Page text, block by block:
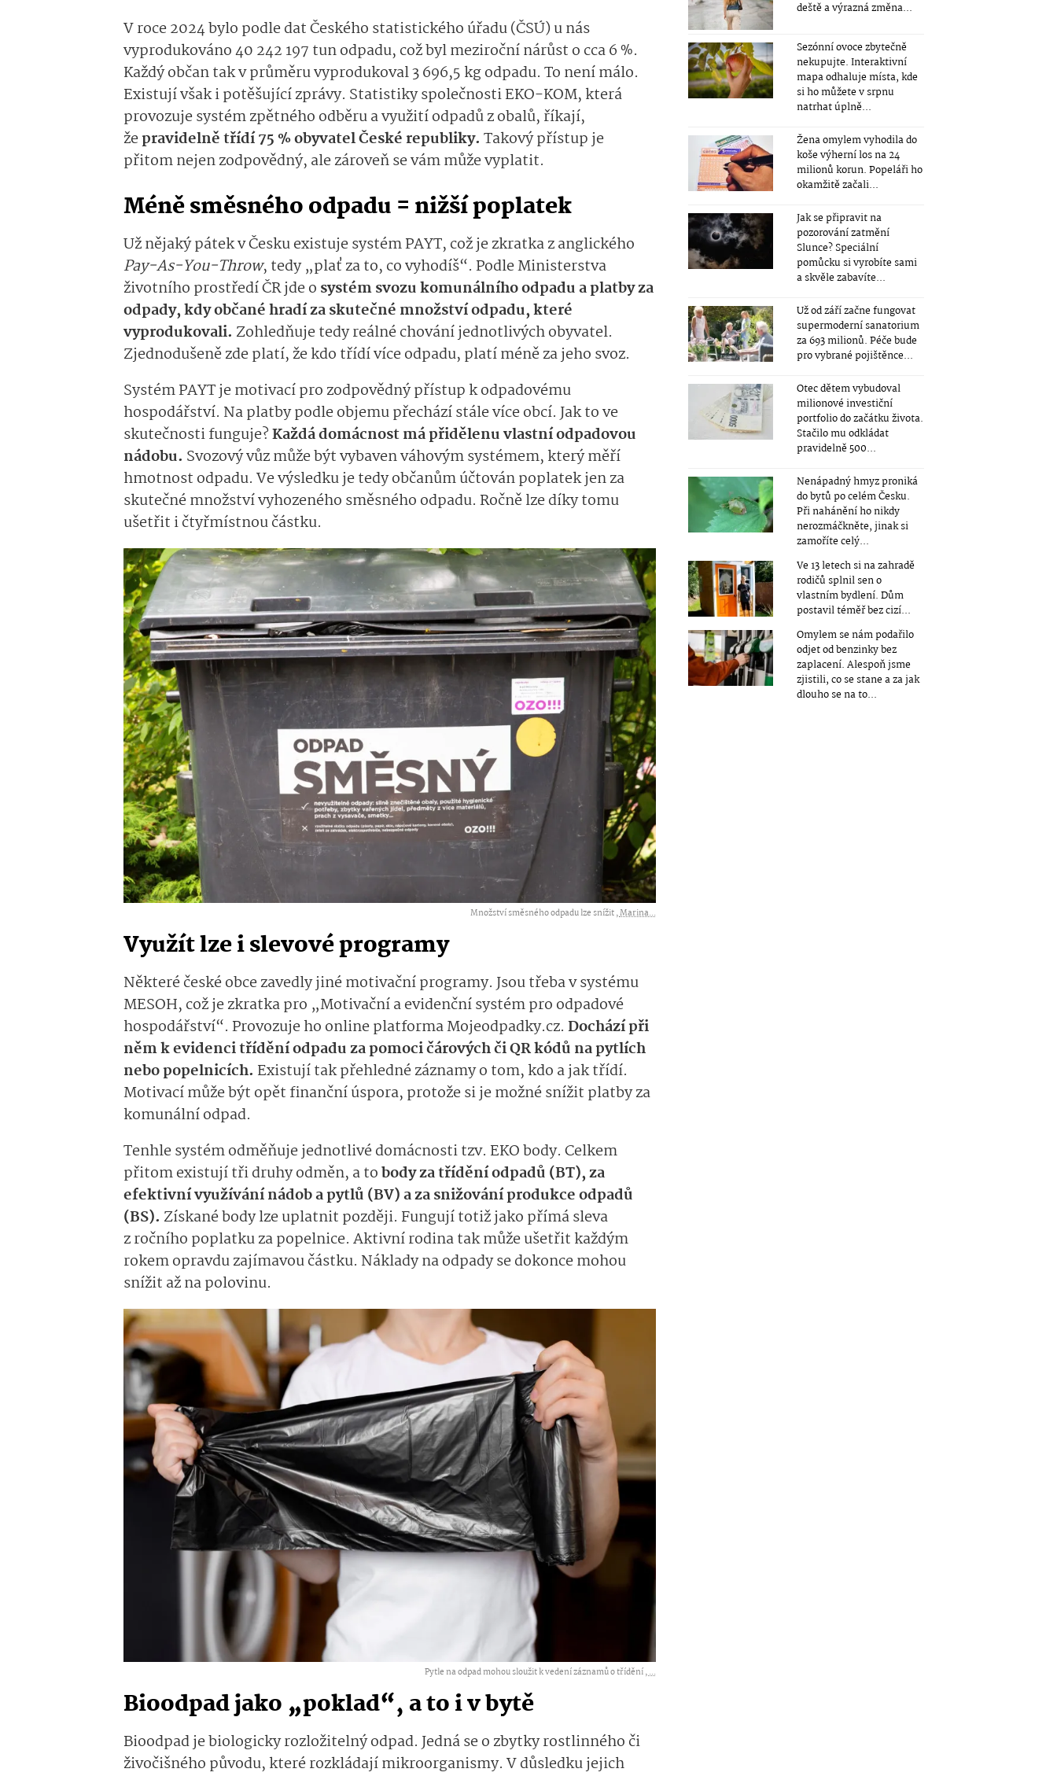
V roce 2024 bylo podle dat Českého statistického úřadu (ČSÚ) u nás
vyprodukováno 40 242 197 tun odpadu, což byl meziroční nárůst o cca 6 %.
Každý občan tak v průměru vyprodukoval 3 696,5 kg odpadu. To není málo.
Existují však i potěšující zprávy. Statistiky společnosti EKO-KOM, která
provozuje systém zpětného odběru a využití odpadů z obalů, říkají,
žepravidelně třídí 75 % obyvatel České republiky. Takový přístup je
přitom nejen zodpovědný, ale zároveň se vám může vyplatit.
Méně směsného odpadu = nižší poplatek
Už nějaký pátek v Česku existuje systém PAYT, což je zkratka z anglického
Pay-As-You-Throw, tedy „plať za to, co vyhodíš“. Podle Ministerstva
životního prostředí ČR jde o systém svozu komunálního odpadu a platby za
odpady, kdy občané hradí za skutečné množství odpadu, které
vyprodukovali. Zohledňuje tedy reálné chování jednotlivých obyvatel.
Zjednodušeně zde platí, že kdo třídí více odpadu, platí méně za jeho svoz.
Systém PAYT je motivací pro zodpovědný přístup k odpadovému
hospodářství. Na platby podle objemu přechází stále více obcí. Jak to ve
skutečnosti funguje?Každá domácnost má přidělenu vlastní odpadovou
nádobu. Svozový vůz může být vybaven váhovým systémem, který měří
hmotnost odpadu. Ve výsledku je tedy občanům účtován poplatek jen za
skutečné množství vyhozeného směsného odpadu. Ročně lze díky tomu
ušetřit i čtyřmístnou částku.
Množství směsného odpadu lze snížit ,Marina...
Využít lze i slevové programy
Některé české obce zavedly jiné motivační programy. Jsou třeba v systému
MESOH, což je zkratka pro „Motivační a evidenční systém pro odpadové
hospodářství“. Provozuje ho online platforma Mojeodpadky.cz. Dochází při
něm k evidenci třídění odpadu za pomoci čárových či QR kódů na pytlích
nebo popelnicích. Existují tak přehledné záznamy o tom, kdo a jak třídí.
Motivací může být opět finanční úspora, protože si je možné snížit platby za
komunální odpad.
Tenhle systém odměňuje jednotlivé domácnosti tzv. EKO body. Celkem
přitom existují tři druhy odměn, a tobody za třídění odpadů (BT), za
efektivní využívání nádob a pytlů (BV) a za snižování produkce odpadů
(BS). Získané body lze uplatnit později. Fungují totiž jako přímá sleva
z ročního poplatku za popelnice. Aktivní rodina tak může ušetřit každým
rokem opravdu zajímavou částku. Náklady na odpady se dokonce mohou
snížit až na polovinu.
Pytle na odpad mohou sloužit k vedení záznamů o třídění ,...
Bioodpad jako „poklad“, a to i v bytě
Bioodpad je biologicky rozložitelný odpad. Jedná se o zbytky rostlinného či
živočišného původu, které rozkládají mikroorganismy. V důsledku jejich
deště a výrazná změna...
Sezónní ovoce zbytečně
nekupujte. Interaktivní
mapa odhaluje místa, kde
si ho můžete v srpnu
natrhat úplně...
Žena omylem vyhodila do
koše výherní los na 24
milionů korun. Popeláři ho
okamžitě začali...
Jak se připravit na
pozorování zatmění
Slunce? Speciální
pomůcku si vyrobíte sami
a skvěle zabavíte...
Už od září začne fungovat
supermoderní sanatorium
za 693 milionů. Péče bude
pro vybrané pojištěnce...
Otec dětem vybudoval
milionové investiční
portfolio do začátku života.
Stačilo mu odkládat
pravidelně 500...
Nenápadný hmyz proniká
do bytů po celém Česku.
Při nahánění ho nikdy
nerozmáčkněte, jinak si
zamoříte celý...
Ve 13 letech si na zahradě
rodičů splnil sen o
vlastním bydlení. Dům
postavil téměř bez cizí...
Omylem se nám podařilo
odjet od benzinky bez
zaplacení. Alespoň jsme
zjistili, co se stane a za jak
dlouho se na to...